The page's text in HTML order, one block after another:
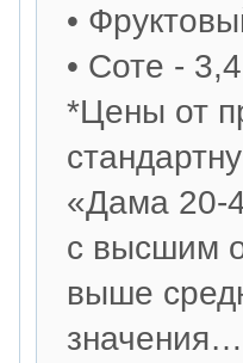
•
• Соте -
*Цены от
«Дама 20-
с высшим
выше